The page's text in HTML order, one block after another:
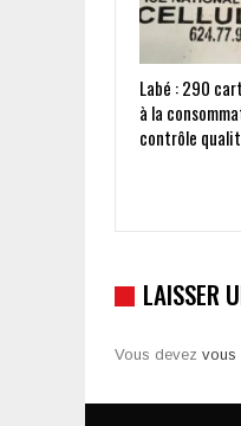
Labé : 290
à la
contrôle
LAISSER
Vous devez vous